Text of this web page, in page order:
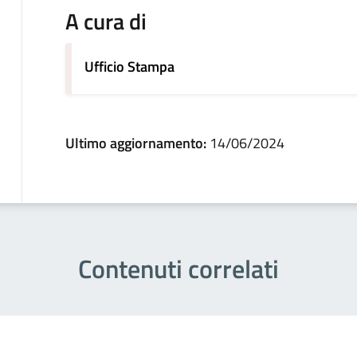
A cura di
Ufficio Stampa
Ultimo aggiornamento: 14/06/2024
Contenuti correlati